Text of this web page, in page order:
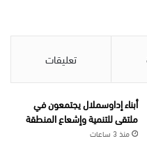
تعليقات
أبناء إداوسملال يجتمعون في
ملتقى للتنمية وإشعاع المنطقة
منذ 3 ساعات